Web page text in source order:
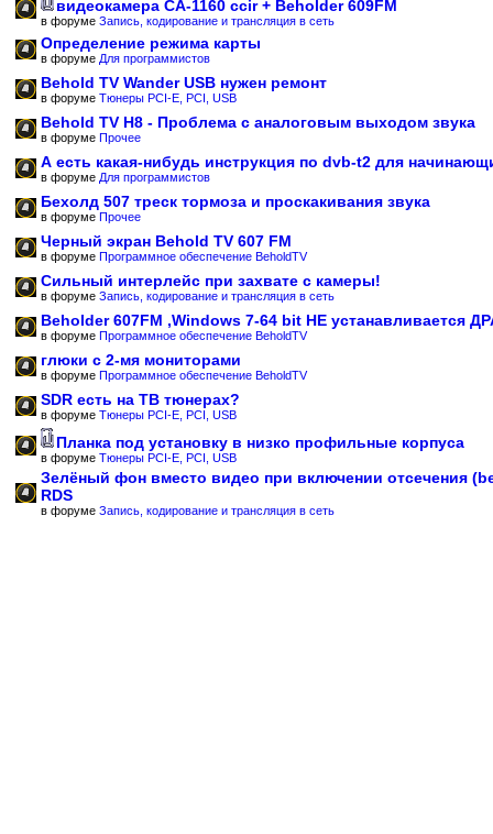
видеокамера CA-1160 ccir + Beholder 609FM
в форуме Запись, кодирование и трансляция в сеть
Определение режима карты
в форуме Для программистов
Behold TV Wander USB нужен ремонт
в форуме Тюнеры PCI-E, PCI, USB
Behold TV H8 - Проблема с аналоговым выходом звука
в форуме Прочее
А есть какая-нибудь инструкция по dvb-t2 для
в форуме Для программистов
Бехолд 507 треск тормоза и проскакивания звука
в форуме Прочее
Черный экран Behold TV 607 FM
в форуме Программное обеспечение BeholdTV
Сильный интерлейс при захвате с камеры!
в форуме Запись, кодирование и трансляция в сеть
Beholder 607FM ,Windows 7-64 bit НЕ устанавливается
в форуме Программное обеспечение BeholdTV
глюки с 2-мя мониторами
в форуме Программное обеспечение BeholdTV
SDR есть на ТВ тюнерах?
в форуме Тюнеры PCI-E, PCI, USB
Планка под установку в низко профильные корпуса
в форуме Тюнеры PCI-E, PCI, USB
Зелёный фон вместо видео при включении отсечения
RDS
в форуме Запись, кодирование и трансляция в сеть